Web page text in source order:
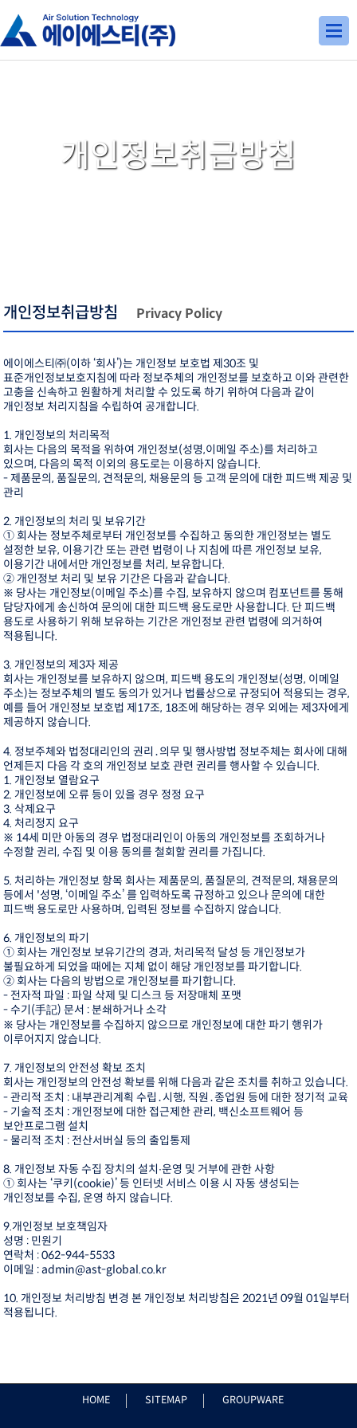
개인정보취급방침
개인정보취급방침 Privacy Policy
에이에스티㈜(이하 ‘회사’)는 개인정보 보호법 제30조 및
표준개인정보보호지침에 따라 정보주체의 개인정보를 보호하고 이와 관련한
고충을 신속하고 원활하게 처리할 수 있도록 하기 위하여 다음과 같이
개인정보 처리지침을 수립하여 공개합니다.
1. 개인정보의 처리목적
회사는 다음의 목적을 위하여 개인정보(성명,이메일 주소)를 처리하고
있으며, 다음의 목적 이외의 용도로는 이용하지 않습니다.
- 제품문의, 품질문의, 견적문의, 채용문의 등 고객 문의에 대한 피드백 제공 및
관리
2. 개인정보의 처리 및 보유기간
① 회사는 정보주체로부터 개인정보를 수집하고 동의한 개인정보는 별도
설정한 보유, 이용기간 또는 관련 법령이 나 지침에 따른 개인정보 보유,
이용기간 내에서만 개인정보를 처리, 보유합니다.
② 개인정보 처리 및 보유 기간은 다음과 같습니다.
※ 당사는 개인정보(이메일 주소)를 수집, 보유하지 않으며 컴포넌트를 통해
담당자에게 송신하여 문의에 대한 피드백 용도로만 사용합니다. 단 피드백
용도로 사용하기 위해 보유하는 기간은 개인정보 관련 법령에 의거하여
적용됩니다.
3. 개인정보의 제3자 제공
회사는 개인정보를 보유하지 않으며, 피드백 용도의 개인정보(성명, 이메일
주소)는 정보주체의 별도 동의가 있거나 법률상으로 규정되어 적용되는 경우,
예를 들어 개인정보 보호법 제17조, 18조에 해당하는 경우 외에는 제3자에게
제공하지 않습니다.
4. 정보주체와 법정대리인의 권리․의무 및 행사방법 정보주체는 회사에 대해
언제든지 다음 각 호의 개인정보 보호 관련 권리를 행사할 수 있습니다.
1. 개인정보 열람요구
2. 개인정보에 오류 등이 있을 경우 정정 요구
3. 삭제요구
4. 처리정지 요구
※ 14세 미만 아동의 경우 법정대리인이 아동의 개인정보를 조회하거나
수정할 권리, 수집 및 이용 동의를 철회할 권리를 가집니다.
5. 처리하는 개인정보 항목 회사는 제품문의, 품질문의, 견적문의, 채용문의
등에서 '성명, ‘이메일 주소’ 를 입력하도록 규정하고 있으나 문의에 대한
피드백 용도로만 사용하며, 입력된 정보를 수집하지 않습니다.
6. 개인정보의 파기
① 회사는 개인정보 보유기간의 경과, 처리목적 달성 등 개인정보가
불필요하게 되었을 때에는 지체 없이 해당 개인정보를 파기합니다.
② 회사는 다음의 방법으로 개인정보를 파기합니다.
- 전자적 파일 : 파일 삭제 및 디스크 등 저장매체 포맷
- 수기(手記) 문서 : 분쇄하거나 소각
※ 당사는 개인정보를 수집하지 않으므로 개인정보에 대한 파기 행위가
이루어지지 않습니다.
7. 개인정보의 안전성 확보 조치
회사는 개인정보의 안전성 확보를 위해 다음과 같은 조치를 취하고 있습니다.
- 관리적 조치 : 내부관리계획 수립․시행, 직원․종업원 등에 대한 정기적 교육
- 기술적 조치 : 개인정보에 대한 접근제한 관리, 백신소프트웨어 등
보안프로그램 설치
- 물리적 조치 : 전산서버실 등의 출입통제
8. 개인정보 자동 수집 장치의 설치∙운영 및 거부에 관한 사항
① 회사는 ‘쿠키(cookie)’ 등 인터넷 서비스 이용 시 자동 생성되는
개인정보를 수집, 운영 하지 않습니다.
9.개인정보 보호책임자
성명 : 민원기
연락처 : 062-944-5533
이메일 : admin@ast-global.co.kr
10. 개인정보 처리방침 변경 본 개인정보 처리방침은 2021년 09월 01일부터
적용됩니다.
HOME SITEMAP GROUPWARE